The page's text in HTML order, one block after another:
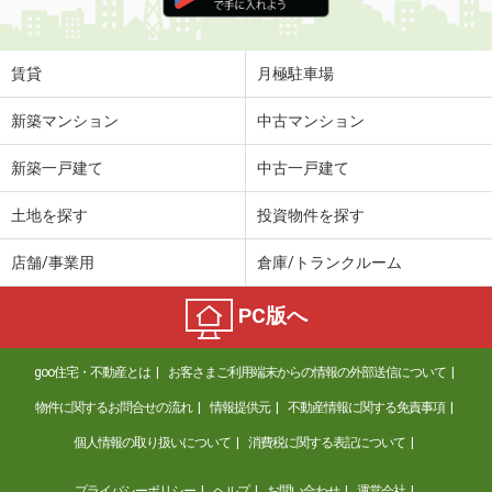
住 所
茨城県鹿嶋市大字宮中
専有面積
茨城県取手市白山２
5.60万円
茨城県つくば市高野
5.40万円
住 所
茨城県つくば市高野
専有面積 46.94m²
間取り
1LDK
茨城県結城市大字結城
賃貸 月極駐車場
新築マンション 中古マンション
新築一戸建て 中古一戸建て
土地を探す 投資物件を探す
店舗/事業用 倉庫/トランクルーム
PC版へ
goo住宅・不動産とは お客さまご利用端末からの情報の外部送信について
物件に関するお問合せの流れ 情報提供元 不動産情報に関する免責事項
個人情報の取り扱いについて 消費税に関する表記について